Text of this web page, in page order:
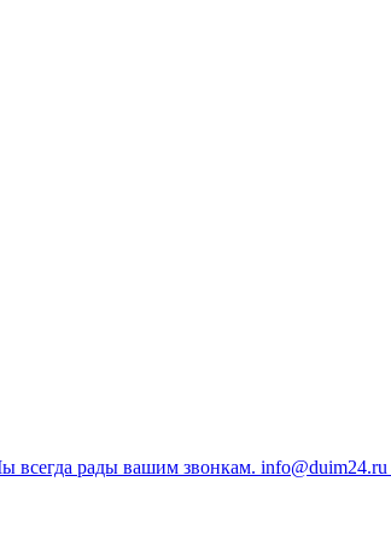
всегда рады вашим звонкам. info@duim24.ru